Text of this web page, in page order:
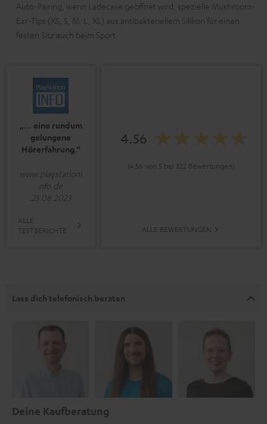
Auto-Pairing, wenn Ladecase geöffnet wird, spezielle Mushroom-
Ear-Tips (XS, S, M, L, XL) aus antibakteriellem Silikon für einen
festen Sitz auch beim Sport
„… eine rundum
gelungene
Hörerfahrung.“
www.playstationi
nfo.de
25.08.2023
ALLE
TESTBERICHTE
4.56
(4.56 von 5 bei 322 Bewertungen)
ALLE BEWERTUNGEN
Lass dich telefonisch beraten
Deine Kaufberatung